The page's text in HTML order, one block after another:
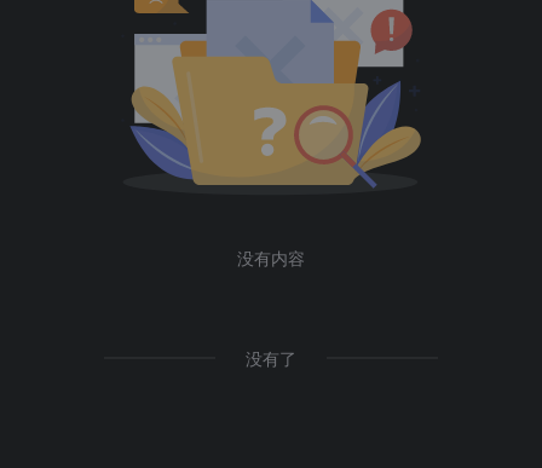
没有内容
没有了